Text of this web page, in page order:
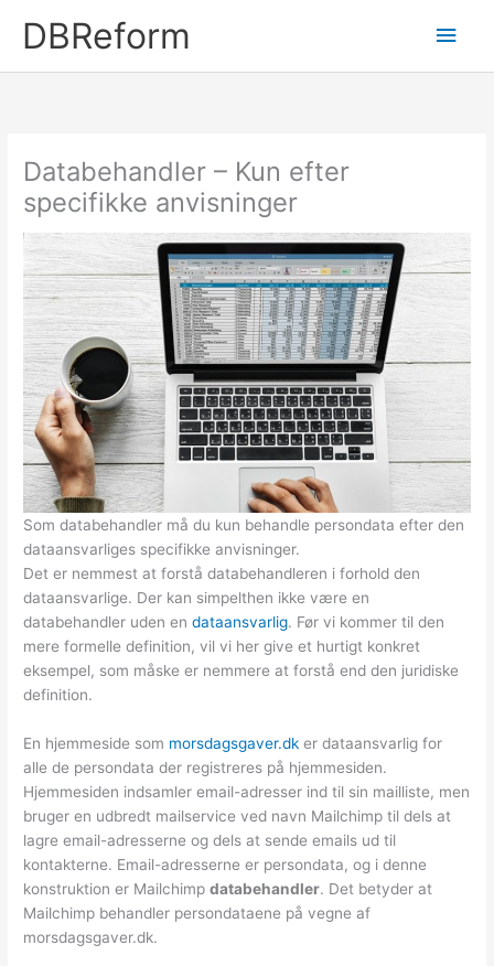
DBReform
Databehandler – Kun efter
specifikke anvisninger
Som databehandler må du kun behandle persondata efter den
dataansvarliges specifikke anvisninger.
Det er nemmest at forstå databehandleren i forhold den
dataansvarlige. Der kan simpelthen ikke være en
databehandler uden endataansvarlig. Før vi kommer til den
mere formelle definition, vil vi her give et hurtigt konkret
eksempel, som måske er nemmere at forstå end den juridiske
definition.
En hjemmeside som morsdagsgaver.dk er dataansvarlig for
alle de persondata der registreres på hjemmesiden.
Hjemmesiden indsamler email-adresser ind til sin mailliste, men
bruger en udbredt mailservice ved navn Mailchimp til dels at
lagre email-adresserne og dels at sende emails ud til
kontakterne. Email-adresserne er persondata, og i denne
konstruktion er Mailchimpdatabehandler. Det betyder at
Mailchimp behandler persondataene på vegne af
morsdagsgaver.dk.